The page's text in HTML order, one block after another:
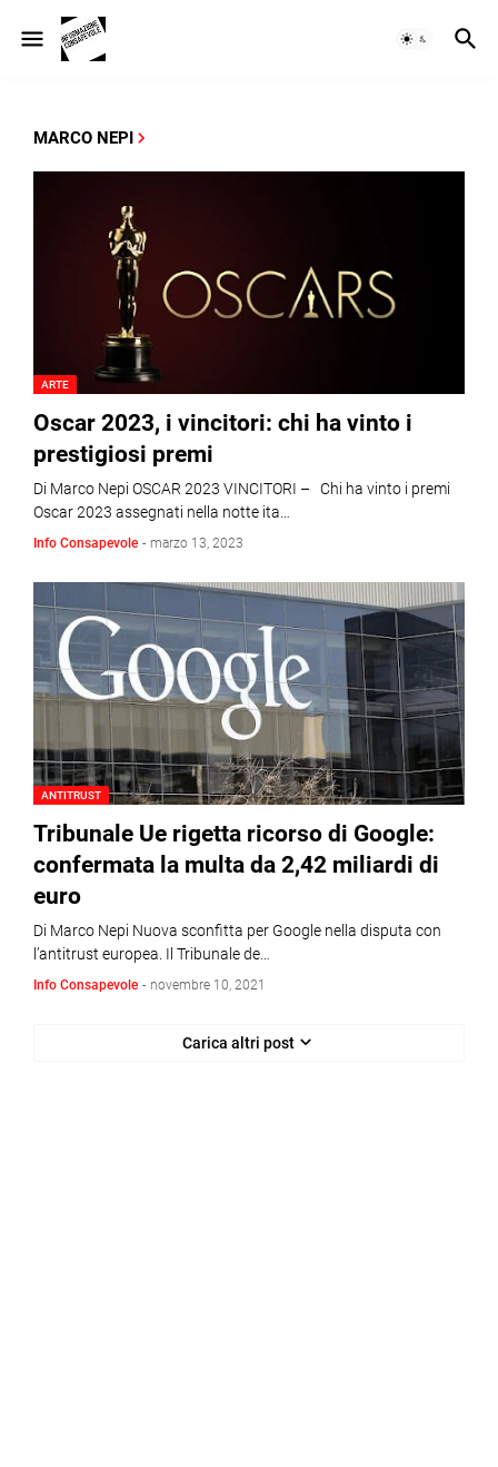
MARCO NEPI
ARTE
Oscar 2023, i vincitori: chi ha vinto i
prestigiosi premi
Di Marco Nepi OSCAR 2023 VINCITORI – Chi ha vinto i premi
Oscar 2023 assegnati nella notte ita…
Info Consapevole - marzo 13, 2023
ANTITRUST
Tribunale Ue rigetta ricorso di Google:
confermata la multa da 2,42 miliardi di
euro
Di Marco Nepi Nuova sconfitta per Google nella disputa con
l’antitrust europea. Il Tribunale de…
Info Consapevole - novembre 10, 2021
Carica altri post